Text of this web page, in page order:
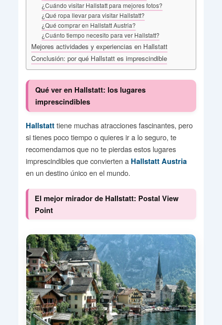
¿Cuándo visitar Hallstatt para mejores fotos?
¿Qué ropa llevar para visitar Hallstatt?
¿Qué comprar en Hallstatt Austria?
¿Cuánto tiempo necesito para ver Hallstatt?
Mejores actividades y experiencias en Hallstatt
Conclusión: por qué Hallstatt es imprescindible
Qué ver en Hallstatt: los lugares
imprescindibles
Hallstatttiene muchas atracciones fascinantes, pero
si tienes poco tiempo o quieres ir a lo seguro, te
recomendamos que no te pierdas estos lugares
imprescindibles que convierten a Hallstatt Austria
en un destino único en el mundo.
El mejor mirador de Hallstatt: Postal View
Point